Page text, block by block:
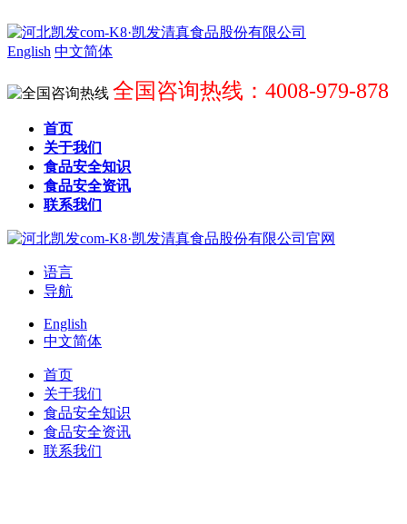
English 中文简体
全国咨询热线：4008-979-878
首页
关于我们
食品安全知识
食品安全资讯
联系我们
语言
导航
English
中文简体
首页
关于我们
食品安全知识
食品安全资讯
联系我们